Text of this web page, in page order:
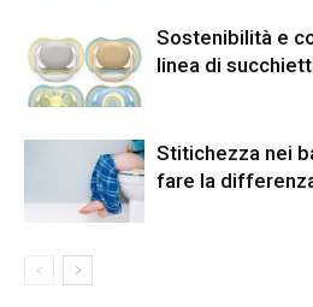
Sostenibilità e
linea di
Stitichezza nei
fare la